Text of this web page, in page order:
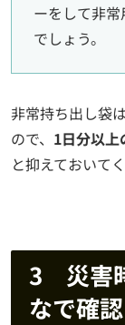
ーをして非
でしょう。
非常持ち出し袋
ので、 1日分以
と抑えておいて
3 災害
なで確